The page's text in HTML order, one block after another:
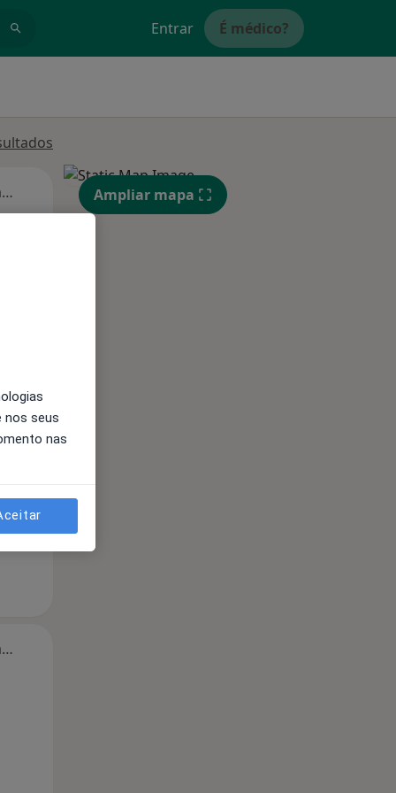
Entrar É médico?
Segunda-feira
11 Ago
Qua Qui,
13 Ago
Segunda-feira Ter,
11 Ago
Segunda-feira
Ampliar mapa
nos seus
nas